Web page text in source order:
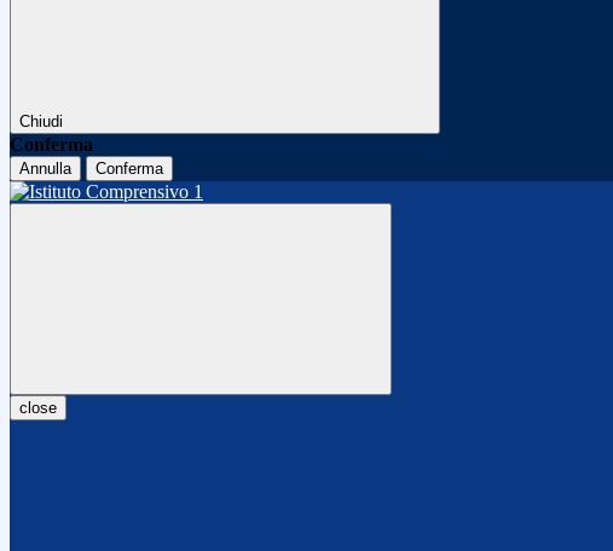
Chiudi
Conferma
Annulla Conferma
close